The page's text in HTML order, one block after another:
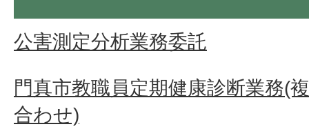
公害測定分析業務委託
門真市教職員定期健康診断業務(
合わせ)